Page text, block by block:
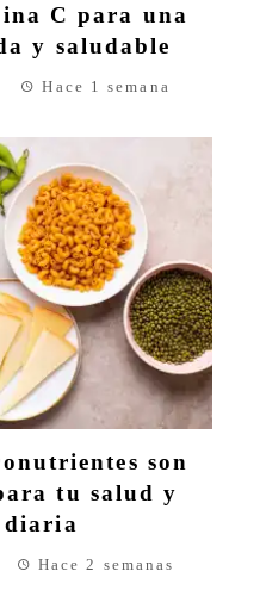
C para una
y saludable
Hace 1 semana
son
tu salud y
diaria
Hace 2 semanas